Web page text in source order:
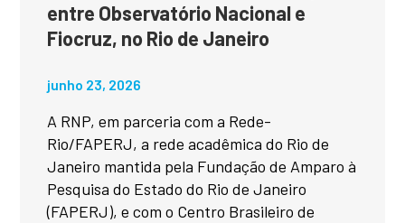
entre Observatório Nacional e
Fiocruz, no Rio de Janeiro
junho 23, 2026
A RNP, em parceria com a Rede-
Rio/FAPERJ, a rede acadêmica do Rio de
Janeiro mantida pela Fundação de Amparo à
Pesquisa do Estado do Rio de Janeiro
(FAPERJ), e com o Centro Brasileiro de